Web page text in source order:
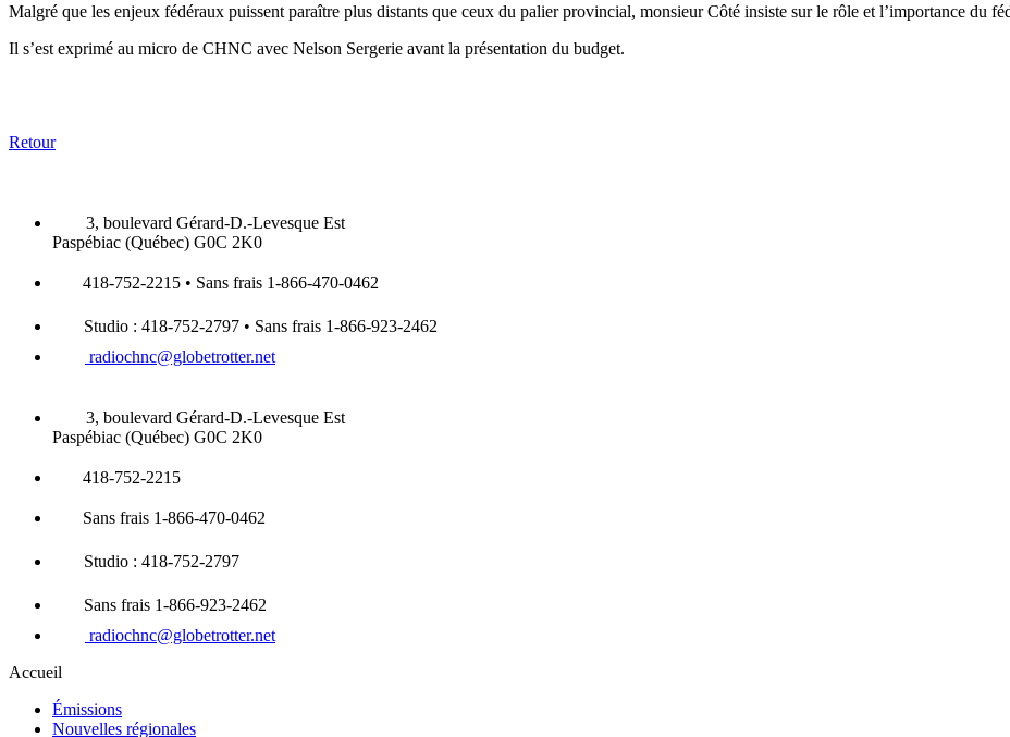
Malgré que les enjeux fédéraux puissent paraître plus distants que ceux du palier provincial, monsieur Côté insiste sur le rôle et l’importance du
Il s’est exprimé au micro de CHNC avec Nelson Sergerie avant la présentation du budget.
Retour
3, boulevard Gérard-D.-Levesque Est
Paspébiac (Québec) G0C 2K0
418-752-2215 • Sans frais 1-866-470-0462
Studio : 418-752-2797 • Sans frais 1-866-923-2462
radiochnc@globetrotter.net
3, boulevard Gérard-D.-Levesque Est
Paspébiac (Québec) G0C 2K0
418-752-2215
Sans frais 1-866-470-0462
Studio : 418-752-2797
Sans frais 1-866-923-2462
radiochnc@globetrotter.net
Accueil
Émissions
Nouvelles régionales